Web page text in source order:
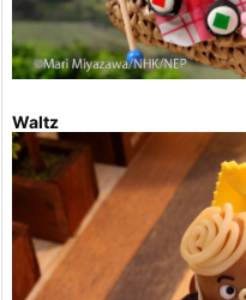
Waltz